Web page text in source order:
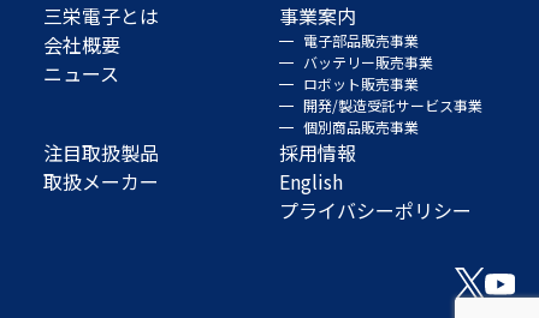
三栄電子とは
会社概要
ニュース
事業案内
電子部品販売事業
バッテリー販売事業
ロボット販売事業
開発/製造受託サービス事業
個別商品販売事業
注目取扱製品
取扱メーカー
採用情報
English
プライバシーポリシー